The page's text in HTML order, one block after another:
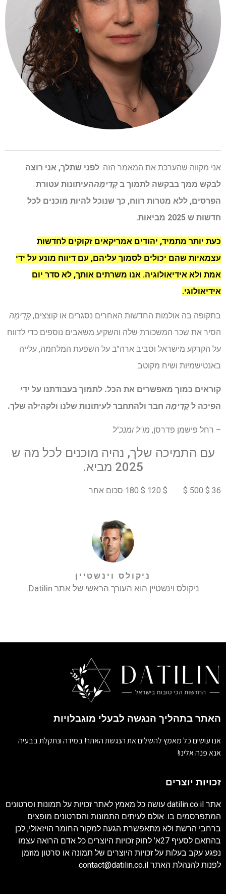
אני מקווה שהערכת את המאמר הזה. לפני שתלך, אני רוצה
לבקש ממך בבקשה לתמוך ב קָדִימָההעיתונות עטורת
הפרסים, ללא מטרות רווח, כך שנוכל להיות מוכנים לכל
חדשות ש 2025 מביאות.
כעת יותר מתמיד, יהודים אמריקאים זקוקים לחדשות
עצמאיות שהם יכולים לסמוך עליהם, עם דיווח מונע על ידי
אמת ולא אידיאולוגיה. אנו משרתים אותך, לא סדר יום
אידיאולוגי.
בתקופה בה אולמות החדשות האחרים נסגרים או קוצצים, קָדִימָה
הסיר את שכר המשכורת שלה והשקיע משאבים נוספים כדי לדווח
על הקרקע מישראל וסביב ארה"ב על השפעת המלחמה, עלייה
באנטישמיות ושיח מקוטב.
קוראים כמוך מאפשרים את הכל. לתמוך בעבודתנו על ידי
הפיכה ל קָדִימָה חבר ולהתחבר לעיתונות שלנו ולקהילה שלך.
– רחל פישמן פדרסן, מו"ל ומנכ"ל
עם התמיכה שלך, נהיה מוכנים לכל מה ש
2025 מביא.
36 $ 500 $ $ 120 $ 180 סכום אחר
ניקולס וינשטיין
ניקולס וינשטיין הוא העורך הראשי של אתר Datilin.
האתר בתהליך הנגשה לבעלי מוגבלויות
אנו עושים כל מאמץ להשלים את הנגשת האתר! במידה ונתקלת בבעיה
אנא פנה אלינו!
זכויות יוצרים
אתר datilin.co.il עושה כל מאמץ לאתר זכויות על תמונות וסרטונים
המתפרסמים בו. אולם לעיתים התמונות והסרטונים מופצים
ברחבי הרשת ולא מתאפשרת הגעה למקור החומר הויזאולי, לכן
בהתאם לסעיף 27א' לחוק זכויות היוצרים כל אדם הרואה עצמו
נפגע עקב בעלות על זכויות היוצרים של תמונה או סרטון מוזמן
לפנות להנהלת האתר contact@datilin.co.il